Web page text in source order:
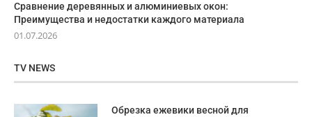
Сравнение деревянных и алюминиевых окон:
Преимущества и недостатки каждого материала
01.07.2026
TV NEWS
Обрезка ежевики весной для